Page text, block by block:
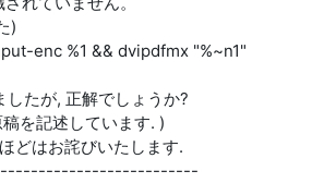
)
enc %1 && dvipdfmx "%~n1"
たが, 正解でしょうか?
を記述しています. )
どはお詫びいたします.